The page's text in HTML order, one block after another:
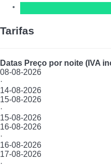
Tarifas
Datas Preço por noite (IVA
08-08-2026
·
14-08-2026
15-08-2026
·
15-08-2026
16-08-2026
·
16-08-2026
17-08-2026
·